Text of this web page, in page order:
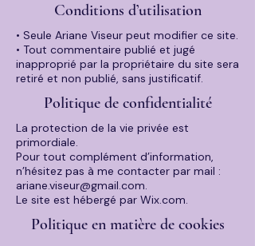
Conditions d’utilisation
• Seule Ariane Viseur peut modifier ce site.
• Tout commentaire publié et jugé
inapproprié par la propriétaire du site sera
retiré et non publié, sans justificatif.
Politique de confidentialité
La protection de la vie privée est
primordiale.
Pour tout complément d’information,
n’hésitez pas à me contacter par mail :
ariane.viseur@gmail.com.
Le site est hébergé par Wix.com.
Politique en matière de cookies